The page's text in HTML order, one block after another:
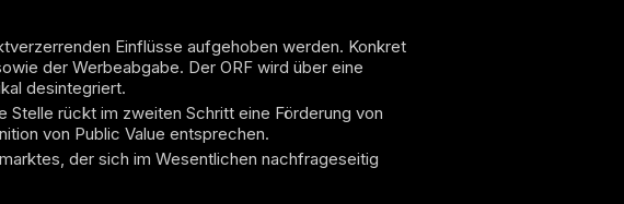
Einflüsse aufgehoben werden. Konkret
der Werbeabgabe. Der ORF wird über eine
desintegriert.
Stelle rückt im zweiten Schritt eine Förderung von
von Public Value entsprechen.
der sich im Wesentlichen nachfrageseitig